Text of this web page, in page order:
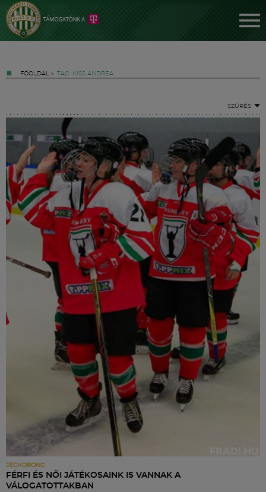
FŐOLDAL » TAG: KISS ANDREA
SZŰRÉS
JÉGKORONG
FÉRFI ÉS NŐI JÁTÉKOSAINK IS VANNAK A
VÁLOGATOTTAKBAN
Jegyek
FM YouTube +
Hírek
Labdarúgás
Szakosztályok
Meccscenter
Szolgáltatások
Shop